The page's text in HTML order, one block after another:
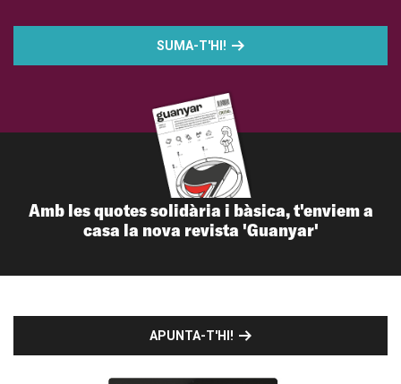
SUMA-T'HI!
Amb les quotes solidària i bàsica, t'enviem a
casa la nova revista 'Guanyar'
APUNTA-T'HI!